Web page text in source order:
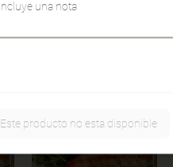
Este producto no esta disponible